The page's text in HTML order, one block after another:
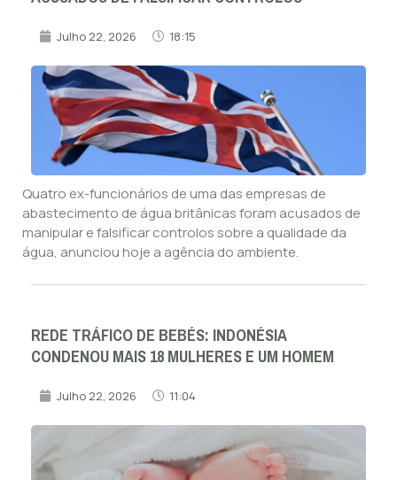
Julho 22, 2026 18:15
Quatro ex-funcionários de uma das empresas de
abastecimento de água britânicas foram acusados de
manipular e falsificar controlos sobre a qualidade da
água, anunciou hoje a agência do ambiente.
REDE TRÁFICO DE BEBÉS: INDONÉSIA
CONDENOU MAIS 18 MULHERES E UM HOMEM
Julho 22, 2026 11:04